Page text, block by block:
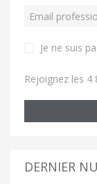
Je ne suis
Rejoignez les
DERNIER